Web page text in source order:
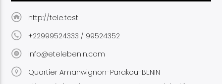
http://tele.test
+22999524333 / 99524352
info@etelebenin.com
Quartier Amanwignon-Parakou-BENIN